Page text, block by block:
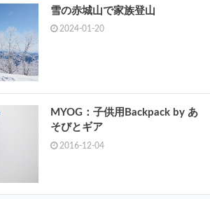
雪の赤城山で家族登山
2024-01-20
MYOG：子供用Backpack by あ
そびとギア
2016-12-04